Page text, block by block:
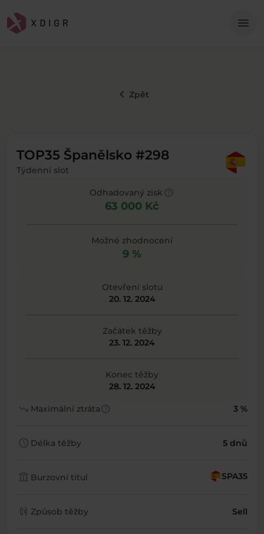
menu
keyboard_arrow_left Zpět
TOP35 Španělsko #298
Týdenní slot
Odhadovaný zisk
63 000 Kč
Možné zhodnocení
9 %
Otevření slotu
20. 12. 2024
Začátek těžby
23. 12. 2024
Konec těžby
28. 12. 2024
trending_down Maximální ztrátahelp 3 %
schedule Délka těžby 5 dnů
account_balance Burzovní titul SPA35
candlestick_chart Způsob těžby Sell